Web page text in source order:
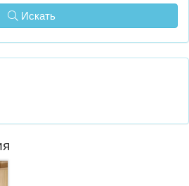
Искать